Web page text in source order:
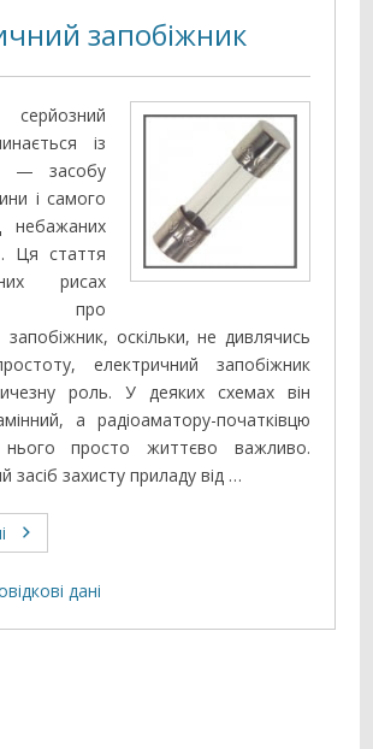
запобіжник
із
— засобу
і самого
небажаних
Ця стаття
рисах
про
запобіжник, оскільки, не дивлячись
електричний запобіжник
роль. У деяких схемах він
а радіоаматору-початківцю
просто життєво важливо.
засіб захисту приладу від …
дані